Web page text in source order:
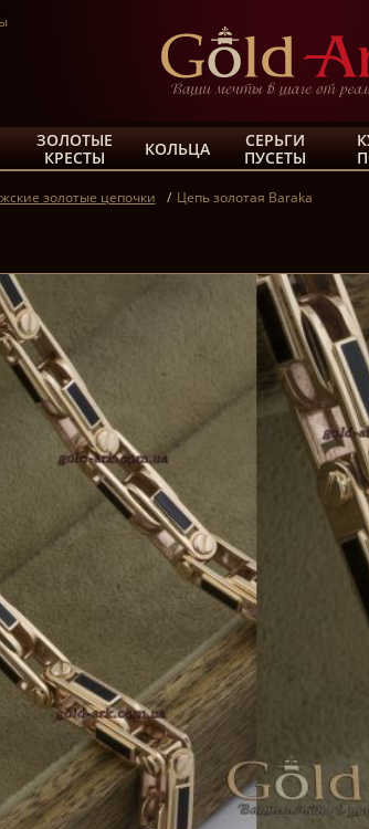
ЗОЛОТЫЕ
КРЕСТЫ
КОЛЬЦА
СЕРЬГИ
ПУСЕТЫ
золотые цепочки Цепь золотая Baraka